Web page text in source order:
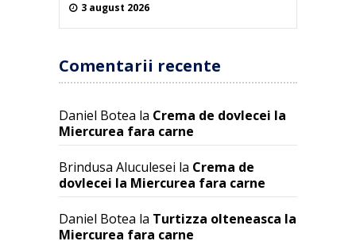
3 august 2026
Comentarii recente
Daniel Botea la Crema de dovlecei la
Miercurea fara carne
Brindusa Aluculesei la Crema de
dovlecei la Miercurea fara carne
Daniel Botea la Turtizza olteneasca la
Miercurea fara carne